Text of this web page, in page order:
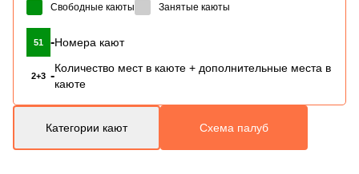
Свободные каюты Занятые каюты
51 -Номера кают
2+3 -
Количество мест в каюте + дополнительные места в
каюте
Категории кают Схема палуб